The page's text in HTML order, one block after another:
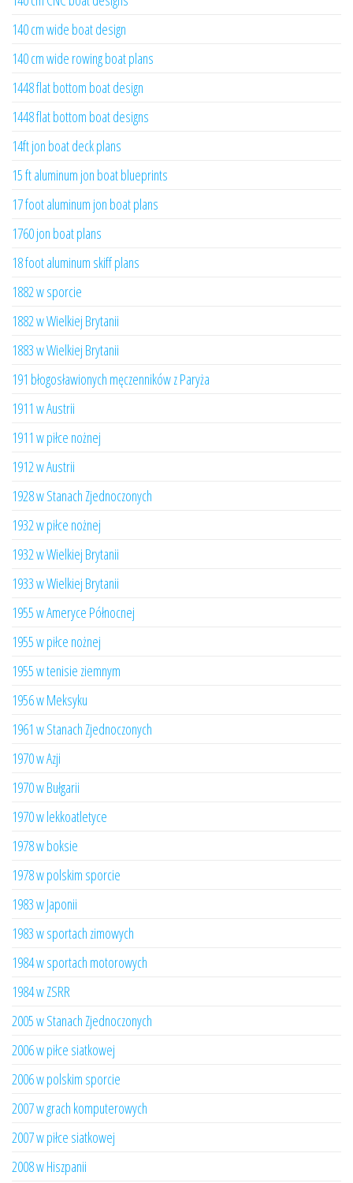
140 cm wide boat design
140 cm wide rowing boat plans
1448 flat bottom boat design
1448 flat bottom boat designs
14ft jon boat deck plans
15 ft aluminum jon boat blueprints
17 foot aluminum jon boat plans
1760 jon boat plans
18 foot aluminum skiff plans
1882 w sporcie
1882 w Wielkiej Brytanii
1883 w Wielkiej Brytanii
191 błogosławionych męczenników z Paryża
1911 w Austrii
1911 w piłce nożnej
1912 w Austrii
1928 w Stanach Zjednoczonych
1932 w piłce nożnej
1932 w Wielkiej Brytanii
1933 w Wielkiej Brytanii
1955 w Ameryce Północnej
1955 w piłce nożnej
1955 w tenisie ziemnym
1956 w Meksyku
1961 w Stanach Zjednoczonych
1970 w Azji
1970 w Bułgarii
1970 w lekkoatletyce
1978 w boksie
1978 w polskim sporcie
1983 w Japonii
1983 w sportach zimowych
1984 w sportach motorowych
1984 w ZSRR
2005 w Stanach Zjednoczonych
2006 w piłce siatkowej
2006 w polskim sporcie
2007 w grach komputerowych
2007 w piłce siatkowej
2008 w Hiszpanii